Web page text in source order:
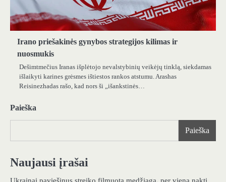
Irano priešakinės gynybos strategijos kilimas ir
nuosmukis
Dešimtmečius Iranas išplėtojo nevalstybinių veikėjų tinklą, siekdamas
išlaikyti karines grėsmes ištiestos rankos atstumu. Arashas
Reisinezhadas rašo, kad nors ši „išankstinės…
Paieška
Paieška
Naujausi įrašai